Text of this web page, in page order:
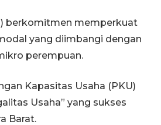
berkomitmen memperkuat
yang diimbangi dengan
perempuan.
Kapasitas Usaha (PKU)
Usaha” yang sukses
Barat.